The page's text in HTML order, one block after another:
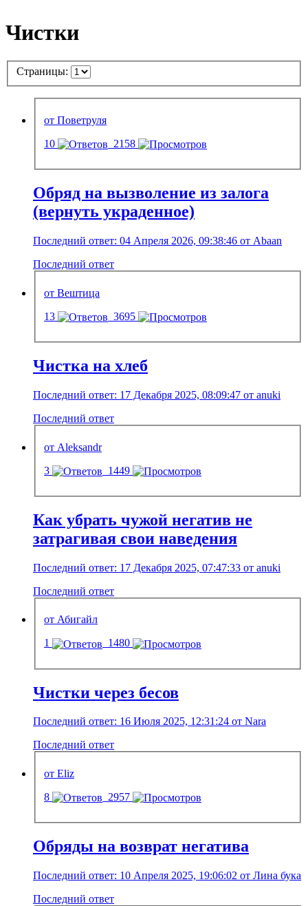
Чистки
Страницы:
от Поветруля
10
2158
Обряд на вызволение из залога
(вернуть украденное)
Последний ответ: 04 Апреля 2026, 09:38:46 от Abaan
Последний ответ
от Вештица
13
3695
Чистка на хлеб
Последний ответ: 17 Декабря 2025, 08:09:47 от anuki
Последний ответ
от Aleksandr
3
1449
Как убрать чужой негатив не
затрагивая свои наведения
Последний ответ: 17 Декабря 2025, 07:47:33 от anuki
Последний ответ
от Абигайл
1
1480
Чистки через бесов
Последний ответ: 16 Июля 2025, 12:31:24 от Nara
Последний ответ
от Eliz
8
2957
Обряды на возврат негатива
Последний ответ: 10 Апреля 2025, 19:06:02 от Лина бука
Последний ответ